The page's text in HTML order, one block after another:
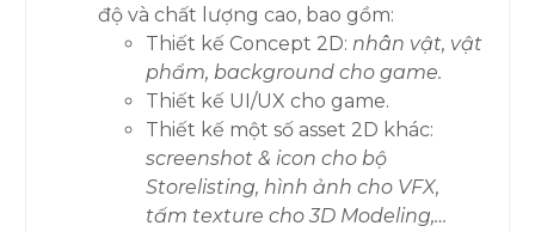
độ và chất lượng cao, bao gồm:
Thiết kế Concept 2D:nhân vật, vật
phẩm, background cho game.
Thiết kế UI/UX cho game.
Thiết kế một số asset 2D khác:
screenshot & icon cho bộ
Storelisting, hình ảnh cho VFX,
tấm texture cho 3D Modeling,…